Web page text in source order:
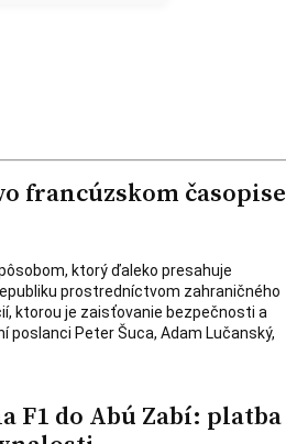
francúzskom časopise
ktorý ďaleko presahuje
prostredníctvom zahraničného
ktorou je zaisťovanie bezpečnosti a
Peter Šuca, Adam Lučanský,
F1 do Abú Zabí: platba